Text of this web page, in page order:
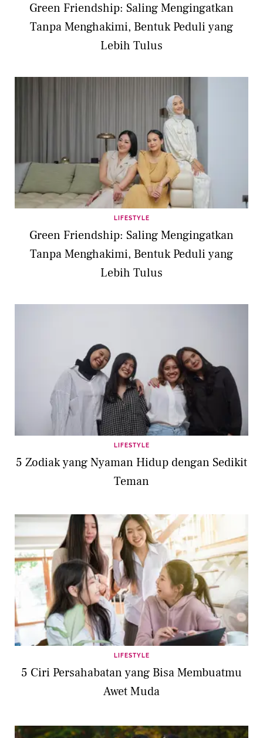
Green Friendship: Saling Mengingatkan
Tanpa Menghakimi, Bentuk Peduli yang
Lebih Tulus
LIFESTYLE
Green Friendship: Saling Mengingatkan
Tanpa Menghakimi, Bentuk Peduli yang
Lebih Tulus
LIFESTYLE
5 Zodiak yang Nyaman Hidup dengan Sedikit
Teman
LIFESTYLE
5 Ciri Persahabatan yang Bisa Membuatmu
Awet Muda